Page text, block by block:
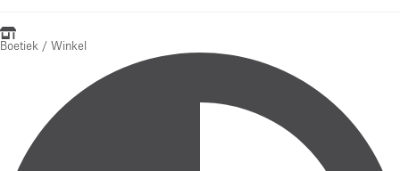
Boetiek / Winkel